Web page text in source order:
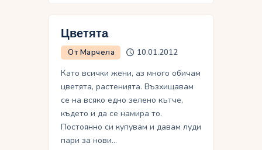
Цветята
От Марчела 10.01.2012
Като всички жени, аз много обичам
цветята, растенията. Възхищавам
се на всяко едно зелено кътче,
където и да се намира то.
Постоянно си купувам и давам луди
пари за нови…